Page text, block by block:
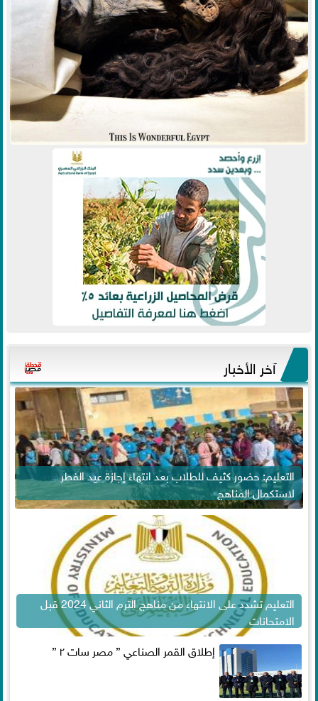
آخر الأخبار
التعليم: حضور كثيف للطلاب بعد انتهاء إجازة عيد الفطر
لاستكمال المناهج
التعليم تشدد على الانتهاء من مناهج الترم الثاني 2024 قبل
الامتحانات
إطلاق القمر الصناعي ” مصر سات ٢ ”